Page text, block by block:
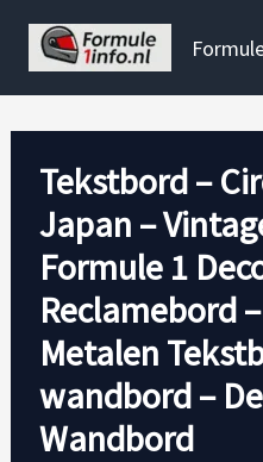
Tekstbord –
Japan –
Formule 1
Reclamebord
Metalen
wandbord –
Wandbord